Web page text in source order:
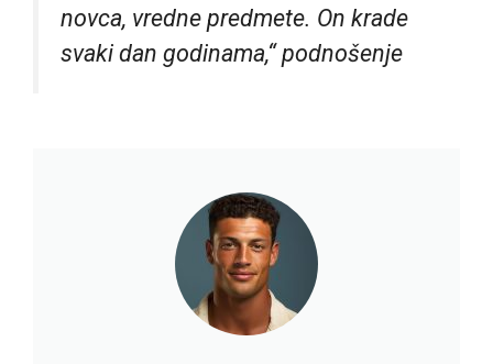
novca, vredne predmete. On krade
svaki dan godinama,“ podnošenje